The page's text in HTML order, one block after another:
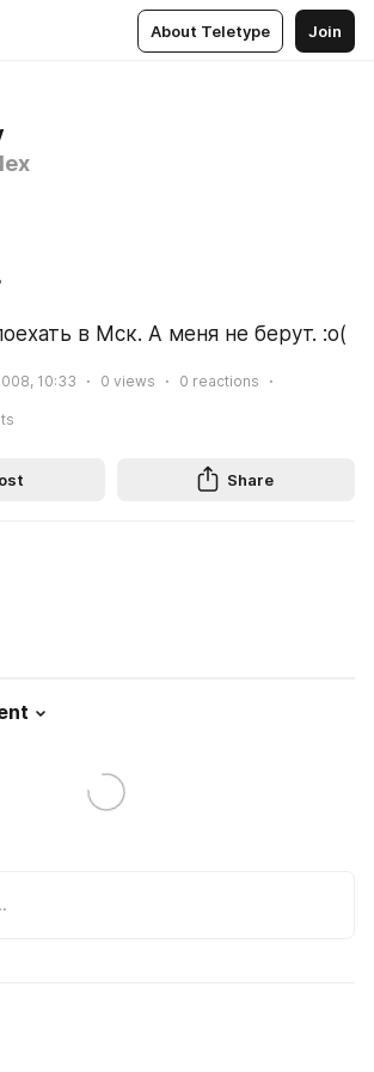
About Teletype Join
в Мск. А меня не берут. :о(
10:33 0 views 0 reactions
Share